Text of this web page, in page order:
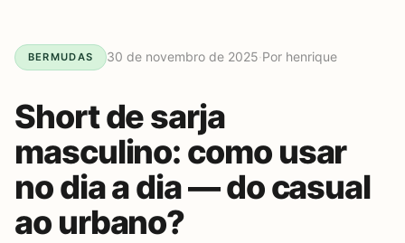
BERMUDAS 30 de novembro de 2025·Por henrique
Short de sarja
masculino: como usar
no dia a dia — do casual
ao urbano?